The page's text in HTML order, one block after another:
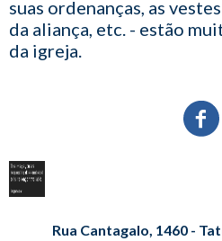
suas ordenanças, as
da aliança, etc. - estão
da igreja.
Rua Cantagalo, 1460 -